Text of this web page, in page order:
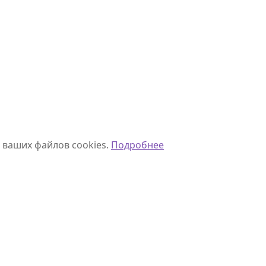
файлов cookies. Подробнее